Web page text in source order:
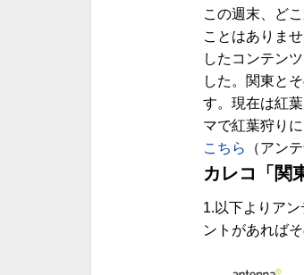
この週末、ど
ことはありま
したコンテン
した。関東と
す。現在は紅
マで紅葉狩り
こちら
（アン
カレコ「関
1.以下よりア
ントがあれば